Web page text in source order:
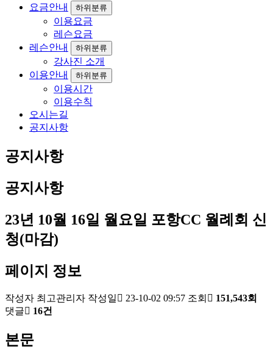
요금안내
하위분류
이용요금
레슨요금
레슨안내
하위분류
강사진 소개
이용안내
하위분류
이용시간
이용수칙
오시는길
공지사항
공지사항
공지사항
23년 10월 16일 월요일 포항CC 월례회 신
청(마감)
페이지 정보
작성자 최고관리자 작성일 23-10-02 09:57 조회
151,543회
댓글
16건
본문